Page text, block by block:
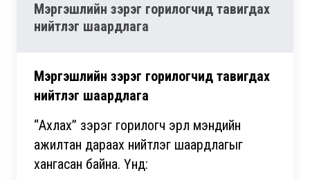
Мэргэшлийн зэрэг горилогчид тавигдах
нийтлэг шаардлага
Мэргэшлийн зэрэг горилогчид тавигдах
нийтлэг шаардлага
“Ахлах” зэрэг горилогч эрүүл мэндийн
ажилтан дараах нийтлэг шаардлагыг
хангасан байна. Үүнд: